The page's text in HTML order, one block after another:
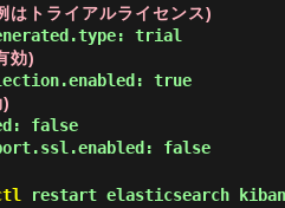
はトライアルライセンス)
trial
効)
true
false
false
restart elasticsearch